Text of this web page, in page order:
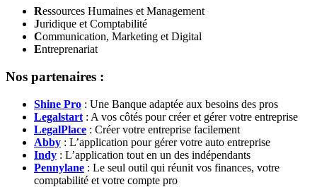
Ressources Humaines et Management
Juridique et Comptabilité
Communication, Marketing et Digital
Entreprenariat
Nos partenaires :
Shine Pro : Une Banque adaptée aux besoins des pros
Legalstart : A vos côtés pour créer et gérer votre entreprise
LegalPlace : Créer votre entreprise facilement
Abby : L’application pour gérer votre auto entreprise
Indy : L’application tout en un des indépendants
Pennylane : Le seul outil qui réunit vos finances, votre
comptabilité et votre compte pro